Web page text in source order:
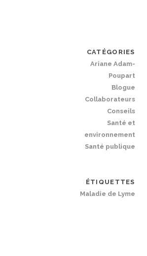
CATÉGORIES
Ariane Adam-
Poupart
Blogue
Collaborateurs
Conseils
Santé et
environnement
Santé publique
ÉTIQUETTES
Maladie de Lyme